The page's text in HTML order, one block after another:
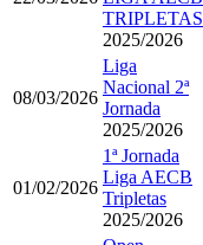
TRIPLETAS
2025/2026
08/03/2026
Liga
Nacional 2ª
Jornada
2025/2026
01/02/2026
1ª Jornada
Liga AECB
Tripletas
2025/2026